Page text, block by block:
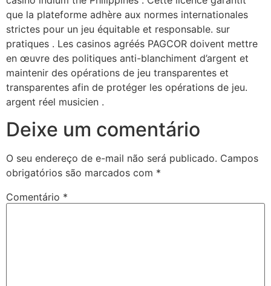
que la plateforme adhère aux normes internationales
strictes pour un jeu équitable et responsable. sur
pratiques . Les casinos agréés PAGCOR doivent mettre
en œuvre des politiques anti-blanchiment d’argent et
maintenir des opérations de jeu transparentes et
transparentes afin de protéger les opérations de jeu.
argent réel musicien .
Deixe um comentário
O seu endereço de e-mail não será publicado. Campos
obrigatórios são marcados com *
Comentário *